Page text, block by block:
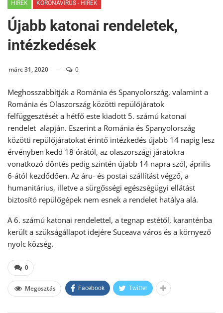
HÍREK KORONAVÍRUS - HÍREK
Újabb katonai rendeletek,
intézkedések
márc 31, 2020 0
Meghosszabbítják a Románia és Spanyolország, valamint a
Románia és Olaszország közötti repülőjáratok
felfüggesztését a hétfő este kiadott 5. számú katonai
rendelet alapján. Eszerint a Románia és Spanyolország
közötti repülőjáratokat érintő intézkedés újabb 14 napig lesz
érvényben kedd 18 órától, az olaszországi járatokra
vonatkozó döntés pedig szintén újabb 14 napra szól, április
6-ától kezdődően. Az áru- és postai szállítást végző, a
humanitárius, illetve a sürgősségi egészségügyi ellátást
biztosító repülőgépek nem esnek a rendelet hatálya alá.
A 6. számú katonai rendelettel, a tegnap estétől, karanténba
került a szükságállapot idejére Suceava város és a környező
nyolc község.
0
Megosztás Facebook Twitter